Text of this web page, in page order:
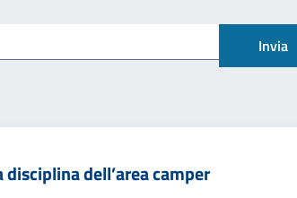
Invia
dell’area camper